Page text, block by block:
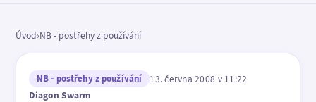
Úvod›NB - postřehy z používání
NB - postřehy z používání
13. června 2008 v 11:22
Diagon Swarm